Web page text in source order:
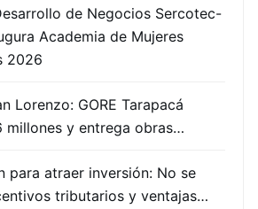
de Negocios Sercotec-
Academia de Mujeres
2026
Lorenzo: GORE Tarapacá
millones y entrega obras…
para atraer inversión: No se
tributarios y ventajas…